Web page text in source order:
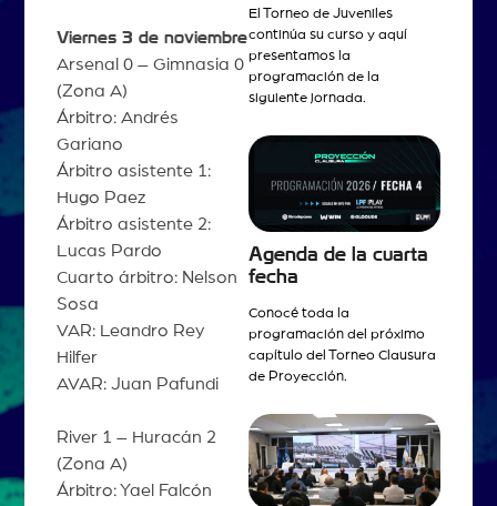
Viernes 3 de noviembre
Arsenal 0 – Gimnasia 0
(Zona A)
Árbitro: Andrés
Gariano
Árbitro asistente 1:
Hugo Paez
Árbitro asistente 2:
Lucas Pardo
Cuarto árbitro: Nelson
Sosa
VAR: Leandro Rey
Hilfer
AVAR: Juan Pafundi
River 1 – Huracán 2
(Zona A)
Árbitro: Yael Falcón
El Torneo de Juveniles
continúa su curso y aquí
presentamos la
programación de la
siguiente jornada.
Agenda de la cuarta
fecha
Conocé toda la
programación del próximo
capítulo del Torneo Clausura
de Proyección.